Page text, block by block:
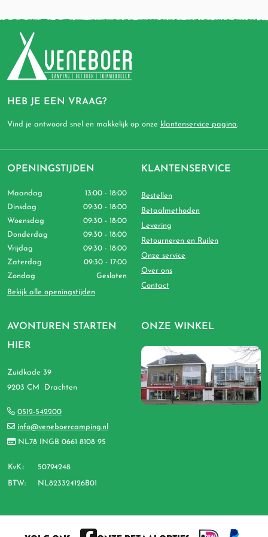
HEB JE EEN VRAAG?
Vind je antwoord snel en makkelijk op onze klantenservice pagina.
AVONTUREN STARTEN
HIER
Zuidkade 39
9203 CM Drachten
0512-542200
info@veneboercamping.nl
NL78 INGB 0661 8108 95
KvK.: 50794248
BTW: NL823324126B01
OPENINGSTIJDEN
Maandag
13:00 - 18:00
Dinsdag
09:30 - 18:00
Woensdag
09:30 - 18:00
Donderdag
09:30 - 18:00
Vrijdag
09:30 - 18:00
Zaterdag
09:30 - 17:00
Zondag
Gesloten
Bekijk alle openingstijden
KLANTENSERVICE
Bestellen
Betaalmethoden
Levering
Retourneren en Ruilen
Onze service
Over ons
Contact
ONZE WINKEL